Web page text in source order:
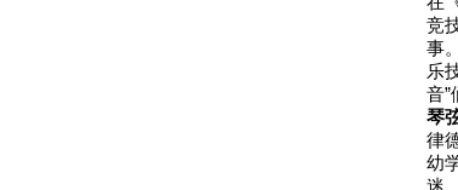
竞
事
乐
音”
琴
律
幼